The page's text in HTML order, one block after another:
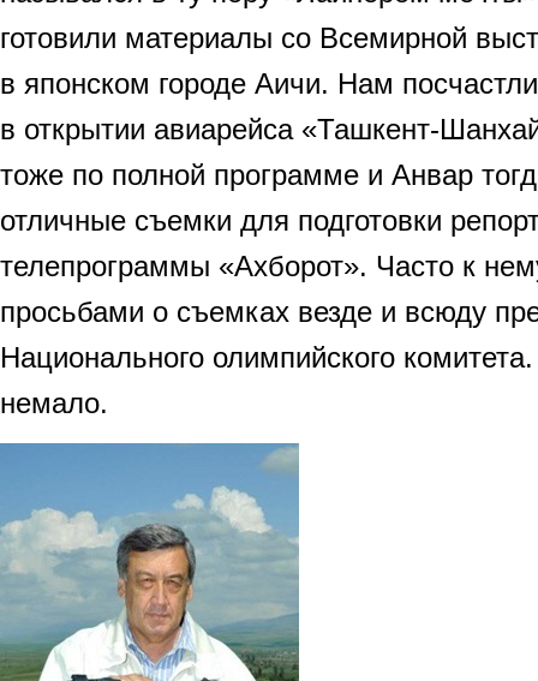
готовили материалы со Всемирной
в японском городе Аичи. Нам
в открытии авиарейса «Ташкент-
тоже по полной программе и Анвар
отличные съемки для подготовки
телепрограммы «Ахборот». Часто к
просьбами о съемках везде и всюду
Национального олимпийского
немало.